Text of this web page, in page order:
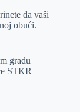
da vaši
obući.
gradu
STKR